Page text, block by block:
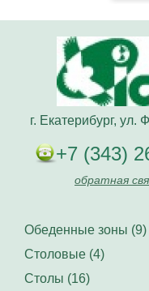
г. Екатерибург, ул.
+7 (343)
обратная
Обеденные зоны (9)
Столовые (4)
Столы (16)